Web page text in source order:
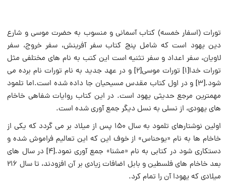
تورات (اسفار خمسه) کتاب آسمانی و منسوب به حضرت موسی و شارع
دین یهود است که شامل پنج کتاب سفر آفرینش، سفر خروج، سفر
لاویان، سفر اعداد و سفر تثنیه است این کتب به نام های مختلفی مثل
تورات خدا[۱] تورات موسی[۲] و در عهد جدید به نام تورات نام برده می
شود.[۳] و در اول کتاب مقدس مسیحیان جا داده شده است.اما تلمود
مهمترین مرجع حدیثی یهود است. در این کتاب روایات شفاهی خاخام
های یهودی، از نسلی به نسل دیگر جمع آوری شده است.
اولین نوشتارهای تلمود به سال ۱۵۰ پس از میلاد بر می گردد که یکی از
خاخام ها به نام «یوحناس» از خوف این که این تعالیم فراموش شده و
دستکاری شود در کتابی به نام «مشنا» جمع آوری نمود.[۴] در سال های
بعد خاخام های فلسطین و بابل اضافات زیادی بر آن افزودند، تا سال ۲۱۶
میلادی که یهودا آن را تمام کرد.